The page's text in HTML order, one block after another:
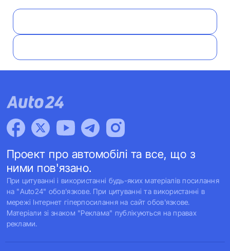
Проект про автомобілі та все, що з
ними пов'язано.
При цитуванні і використанні будь-яких матеріалів посилання
на "Auto24" обов'язкове. При цитуванні та використанні в
мережі Інтернет гіперпосилання на сайт обов'язкове.
Матеріали зі знаком "Реклама" публікуються на правах
реклами.